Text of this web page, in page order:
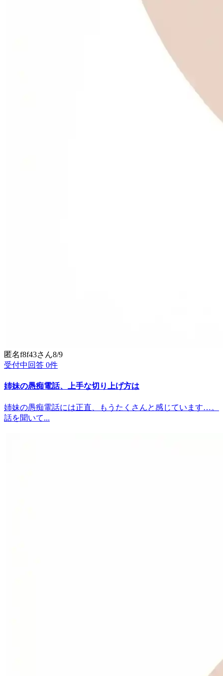
匿名f8f43さん8/9
受付中 回答 0件
姉妹の愚痴電話、上手な切り上げ方は
姉妹の愚痴電話には正直、もうたくさんと感じています…。
話を聞いて...